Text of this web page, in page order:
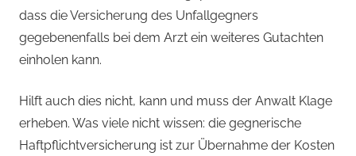
dass die Versicherung des Unfallgegners
gegebenenfalls bei dem Arzt ein weiteres Gutachten
einholen kann.
Hilft auch dies nicht, kann und muss der Anwalt Klage
erheben. Was viele nicht wissen: die gegnerische
Haftpflichtversicherung ist zur Übernahme der Kosten